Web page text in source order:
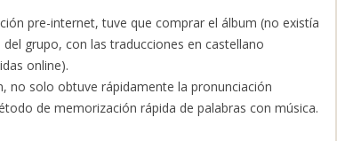
pre-internet, tuve que comprar el álbum (no existía
grupo, con las traducciones en castellano
online).
no solo obtuve rápidamente la pronunciación
de memorización rápida de palabras con música.